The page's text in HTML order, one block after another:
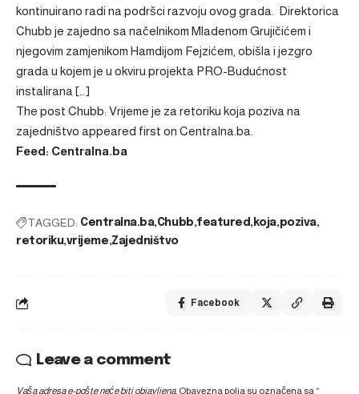
kontinuirano radi na podršci razvoju ovog grada. Direktorica
Chubb je zajedno sa načelnikom Mladenom Grujičićem i
njegovim zamjenikom Hamdijom Fejzićem, obišla i jezgro
grada u kojem je u okviru projekta PRO-Budućnost
instalirana […]
The post Chubb: Vrijeme je za retoriku koja poziva na
zajedništvo appeared first on Centralna.ba
Feed: Centralna.ba
TAGGED: Centralna.ba Chubb featured koja poziva
retoriku vrijeme Zajedništvo
Facebook
Leave a comment
Vaša adresa e-pošte neće biti objavljena. Obavezna polja su označena sa*